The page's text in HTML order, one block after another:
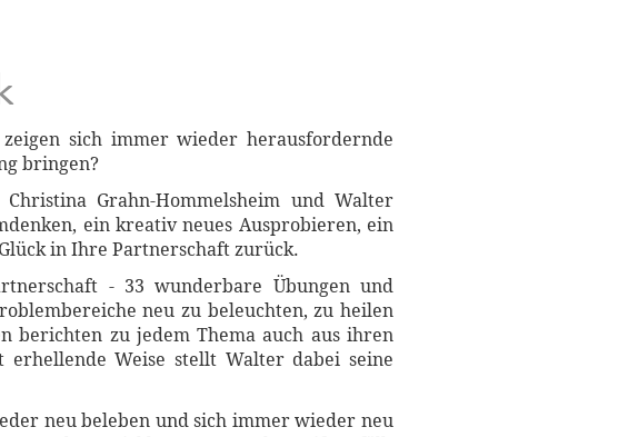
sich immer wieder herausfordernde
bringen?
Grahn-Hommelsheim und Walter
ein kreativ neues Ausprobieren, ein
in Ihre Partnerschaft zurück.
- 33 wunderbare Übungen und
neu zu beleuchten, zu heilen
berichten zu jedem Thema auch aus ihren
Weise stellt Walter dabei seine
neu beleben und sich immer wieder neu